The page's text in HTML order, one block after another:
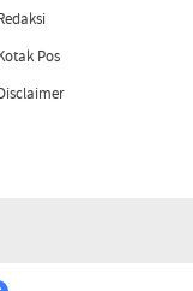
Pos